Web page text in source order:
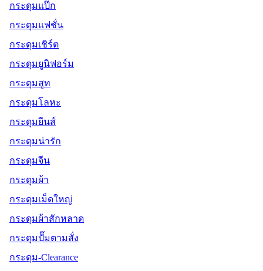
กระดุมแป๊ก
กระดุมแฟชั่น
กระดุมเชิร์ต
กระดุมยูนิฟอร์ม
กระดุมสูท
กระดุมโลหะ
กระดุมยีนส์
กระดุมน่ารัก
กระดุมจีน
กระดุมผ้า
กระดุมเม็ดใหญ่
กระดุมผ้าสักหลาด
กระดุมปั๊มตามสั่ง
กระดุม-Clearance